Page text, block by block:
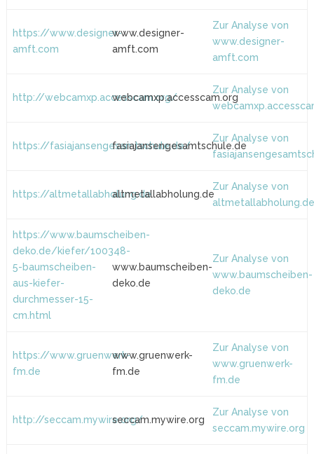
https://www.designer-
amft.com
www.designer-
amft.com
Zur Analyse von
www.designer-
amft.com
http://webcamxp.accesscam.org/
webcamxp.accesscam.org
Zur Analyse von
https://fasiajansengesamtschule.de/
fasiajansengesamtschule.de
Zur Analyse von
https://altmetallabholung.dealtmetallabholung.de
Zur Analyse von
https://www.baumscheiben-
deko.de/kiefer/100348-
5-baumscheiben-
aus-kiefer-
durchmesser-15-
cm.html
www.baumscheiben-
deko.de
Zur Analyse von
www.baumscheiben-
deko.de
https://www.gruenwerk-
fm.de
www.gruenwerk-
fm.de
Zur Analyse von
www.gruenwerk-
fm.de
http://seccam.mywire.org/seccam.mywire.org
Zur Analyse von
seccam.mywire.org